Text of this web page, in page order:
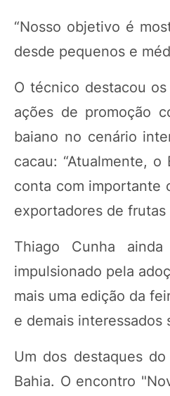
“Nosso objetivo é
desde pequenos e
O técnico destacou
ações de promoção
baiano no cenário
cacau: “Atualmente,
conta com importante
exportadores de frutas
Thiago Cunha
impulsionado pela
mais uma edição da
e demais interessados
Um dos destaques
Bahia. O encontro